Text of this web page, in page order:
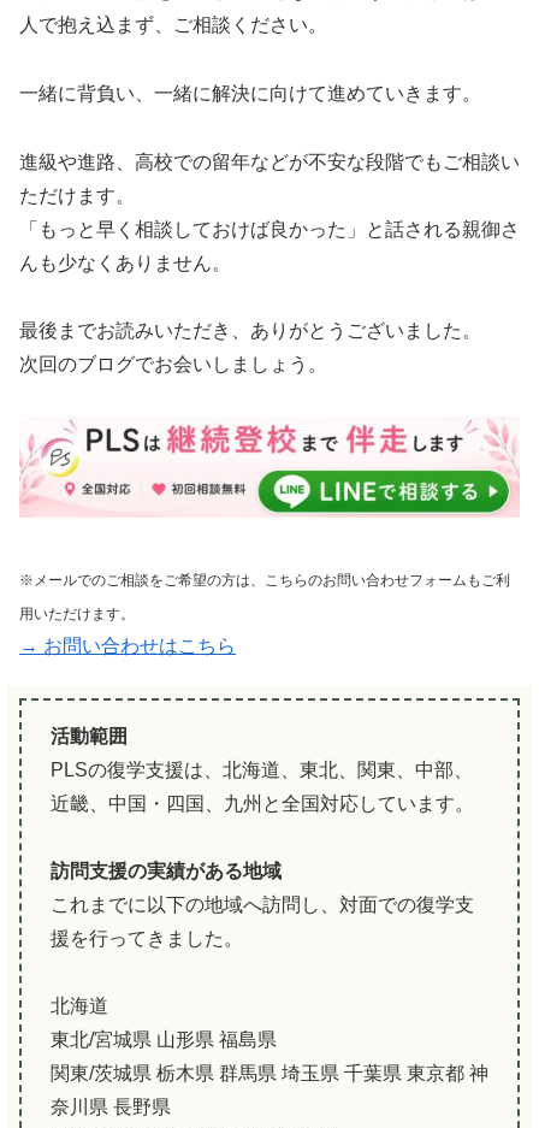
人で抱え込まず、ご相談ください。
一緒に背負い、一緒に解決に向けて進めていきます。
進級や進路、高校での留年などが不安な段階でもご相談い
ただけます。
「もっと早く相談しておけば良かった」と話される親御さ
んも少なくありません。
最後までお読みいただき、ありがとうございました。
次回のブログでお会いしましょう。
※メールでのご相談をご希望の方は、こちらのお問い合わせフォームもご利
用いただけます。
→ お問い合わせはこちら
活動範囲
PLSの復学支援は、北海道、東北、関東、中部、
近畿、中国・四国、九州と全国対応しています。
訪問支援の実績がある地域
これまでに以下の地域へ訪問し、対面での復学支
援を行ってきました。
北海道
東北/宮城県 山形県 福島県
関東/茨城県 栃木県 群馬県 埼玉県 千葉県 東京都 神
奈川県 長野県